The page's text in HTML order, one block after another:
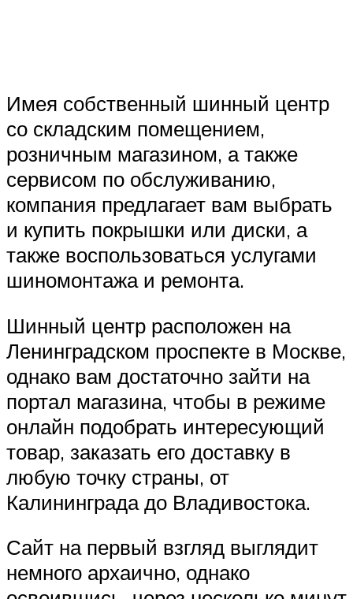
Имея собственный шинный центр
со складским помещением,
розничным магазином, а также
сервисом по обслуживанию,
компания предлагает вам выбрать
и купить покрышки или диски, а
также воспользоваться услугами
шиномонтажа и ремонта.
Шинный центр расположен на
Ленинградском проспекте в Москве,
однако вам достаточно зайти на
портал магазина, чтобы в режиме
онлайн подобрать интересующий
товар, заказать его доставку в
любую точку страны, от
Калининграда до Владивостока.
Сайт на первый взгляд выглядит
немного архаично, однако